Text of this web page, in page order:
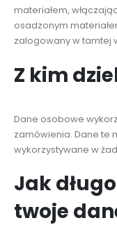
materiałem,
osadzonym
zalogowany w tamtej
Z kim
Dane osobowe
zamówienia. Dane te
wykorzystywane w
Jak
twoje